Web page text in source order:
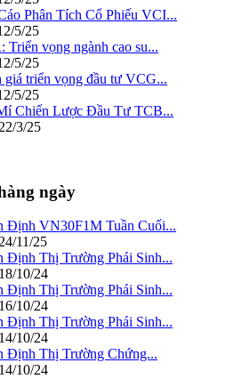
Phân Tích Cổ Phiếu VCI...
5/25
Triển vọng ngành cao su...
5/25
giá triển vọng đầu tư VCG...
5/25
Chiến Lược Đầu Tư TCB...
22/3/25
ngày
Định VN30F1M Tuần Cuối...
24/11/25
Định Thị Trường Phái Sinh...
18/10/24
Định Thị Trường Phái Sinh...
16/10/24
Định Thị Trường Phái Sinh...
14/10/24
Định Thị Trường Chứng...
14/10/24